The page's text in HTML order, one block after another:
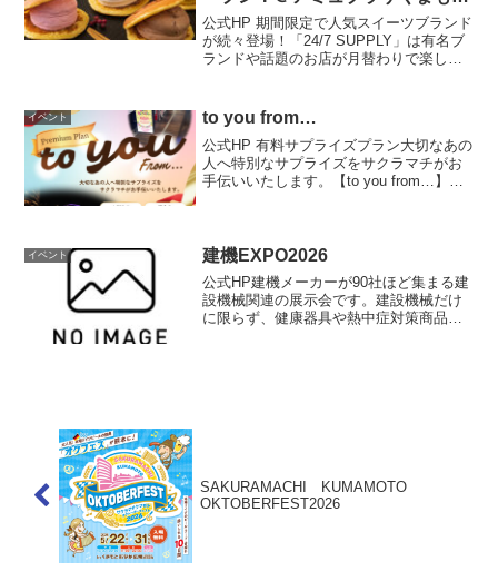
1F
公式HP 期間限定で人気スイーツブランド
が続々登場！「24/7 SUPPLY」は有名ブ
ランドや話題のお店が月替わりで楽しめ
飽きのこないラインナップで “ちょっと贅
沢” な...
イベント to you from…
公式HP 有料サプライズプラン大切なあの
人へ特別なサプライズをサクラマチがお
手伝いいたします。【to you from…】誕
す。プラン...
イベント 建機EXPO2026
公式HP建機メーカーが90社ほど集まる建
設機械関連の展示会です。建設機械だけ
に限らず、健康器具や熱中症対策商品な
SAKURAMACHI KUMAMOTO
OKTOBERFEST2026